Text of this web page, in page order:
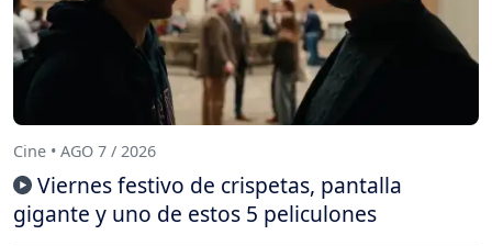
Cine • AGO 7 / 2026
Viernes festivo de crispetas, pantalla
gigante y uno de estos 5 peliculones